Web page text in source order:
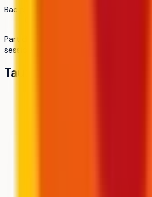
Bac professionnel
Part d'admis par type de bac — Source
session 2025.
Taux de pression